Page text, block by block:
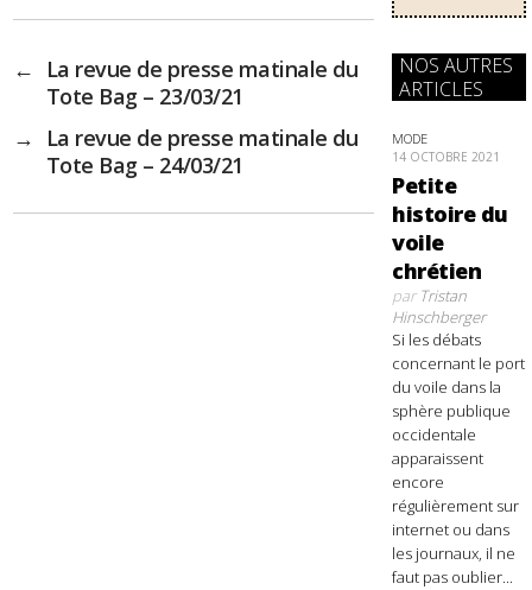
←
La revue de presse matinale du
Tote Bag – 23/03/21
→
La revue de presse matinale du
Tote Bag – 24/03/21
NOS AUTRES
ARTICLES
MODE
14 OCTOBRE 2021
Petite
histoire du
voile
chrétien
parTristan
Hinschberger
Si les débats
concernant le port
du voile dans la
sphère publique
occidentale
apparaissent
encore
régulièrement sur
internet ou dans
les journaux, il ne
faut pas oublier...